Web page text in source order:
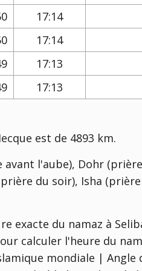
17:14
17:14
17:13
17:13
est de 4893 km.
l'aube), Dohr
du soir), Isha
exacte du namaz à
calculer l'heure du
mondiale | Angle